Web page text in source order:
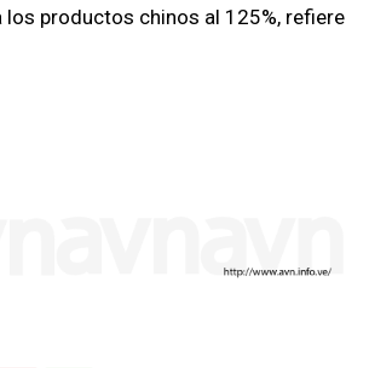
productos chinos al 125%, refiere